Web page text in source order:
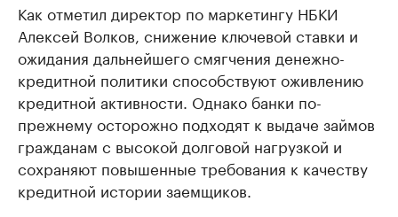
Как отметил директор по маркетингу НБКИ
Алексей Волков, снижение ключевой ставки и
ожидания дальнейшего смягчения денежно-
кредитной политики способствуют оживлению
кредитной активности. Однако банки по-
прежнему осторожно подходят к выдаче займов
гражданам с высокой долговой нагрузкой и
сохраняют повышенные требования к качеству
кредитной истории заемщиков.